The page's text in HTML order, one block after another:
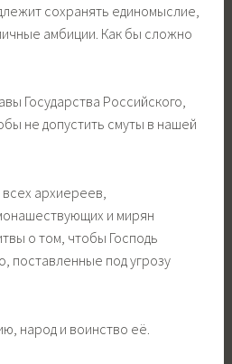
сохранять единомыслие,
амбиции. Как бы сложно
Государства Российского,
не допустить смуты в нашей
архиереев,
и мирян
о том, чтобы Господь
поставленные под угрозу
народ и воинство её.